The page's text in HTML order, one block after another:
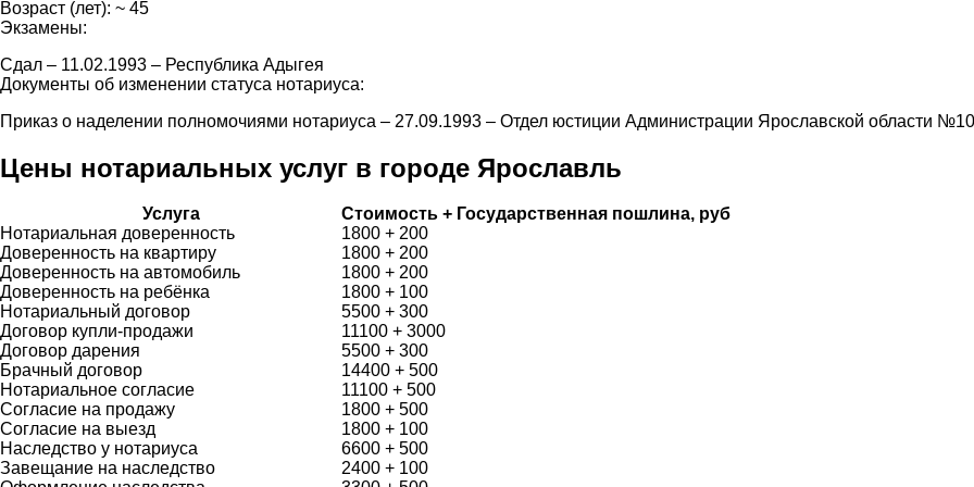
Возраст (лет): ~ 45
Экзамены:
Сдал – 11.02.1993 – Республика Адыгея
Документы об изменении статуса нотариуса:
Приказ о наделении полномочиями нотариуса – 27.09.1993 – Отдел юстиции Администрации Ярославской области
Цены нотариальных услуг в городе Ярославль
Услуга
Стоимость + Государственная пошлина, руб
Нотариальная доверенность
1800 + 200
Доверенность на квартиру
1800 + 200
Доверенность на автомобиль
1800 + 200
Доверенность на ребёнка
1800 + 100
Нотариальный договор
5500 + 300
Договор купли-продажи
11100 + 3000
Договор дарения
5500 + 300
Брачный договор
14400 + 500
Нотариальное согласие
11100 + 500
Согласие на продажу
1800 + 500
Согласие на выезд
1800 + 100
Наследство у нотариуса
6600 + 500
Завещание на наследство
2400 + 100